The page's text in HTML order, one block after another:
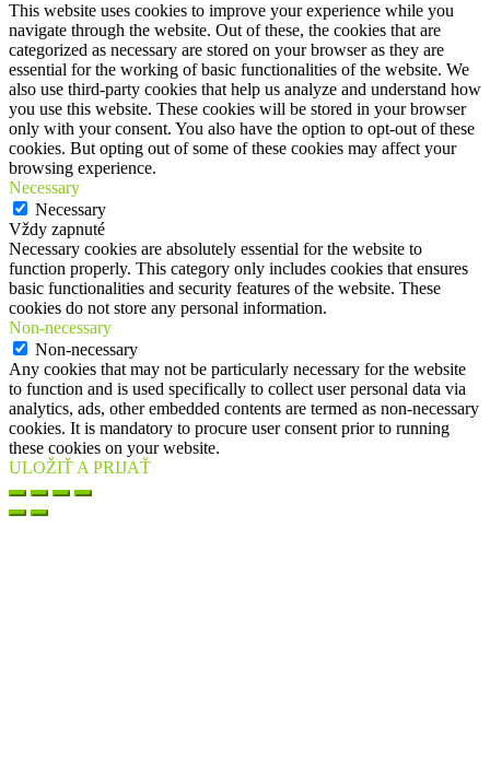
This website uses cookies to improve your experience while you
navigate through the website. Out of these, the cookies that are
categorized as necessary are stored on your browser as they are
essential for the working of basic functionalities of the website. We
also use third-party cookies that help us analyze and understand how
you use this website. These cookies will be stored in your browser
only with your consent. You also have the option to opt-out of these
cookies. But opting out of some of these cookies may affect your
browsing experience.
Necessary
Necessary
Vždy zapnuté
Necessary cookies are absolutely essential for the website to
function properly. This category only includes cookies that ensures
basic functionalities and security features of the website. These
cookies do not store any personal information.
Non-necessary
Non-necessary
Any cookies that may not be particularly necessary for the website
to function and is used specifically to collect user personal data via
analytics, ads, other embedded contents are termed as non-necessary
cookies. It is mandatory to procure user consent prior to running
these cookies on your website.
ULOŽIŤ A PRIJAŤ